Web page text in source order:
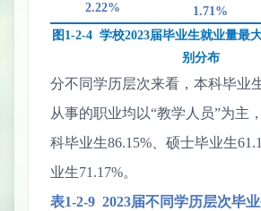
2.22%
1.71%
图 1-2-4 学校2023届毕业生就业量最
别分布
分不同学历层次来看，本科毕业
从事的职业均以“教学人员”为主
科毕业生86.15% 、硕士毕业生
业生71.17%。
表1-2-9 2023届不同学历层次毕